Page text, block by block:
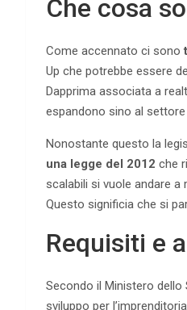
Che cosa
Come accennato ci sono
Up che potrebbe essere
Dapprima associata a
espandono sino al
Nonostante questo la
una legge del 2012 che
scalabili si vuole andare
Questo significia che si
Requisiti e
Secondo il Ministero dello
sviluppo per